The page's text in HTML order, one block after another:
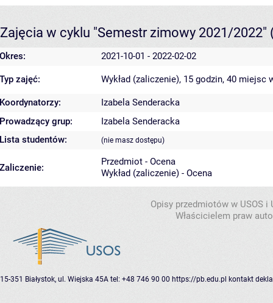
Zajęcia w cyklu "Semestr zimowy 2021/2022"
Okres: 2021-10-01 - 2022-02-02
Typ zajęć: Wykład (zaliczenie), 15 godzin, 40 miejsc
Koordynatorzy:
Izabela Senderacka
Prowadzący grup:
Izabela Senderacka
Lista studentów:
(nie masz dostępu)
Zaliczenie:
Przedmiot - Ocena
Wykład (zaliczenie) - Ocena
Opisy przedmiotów w USOS
Właścicielem praw
15-351 Białystok, ul. Wiejska 45A tel: +48 746 90 00 https://pb.edu.pl kontakt